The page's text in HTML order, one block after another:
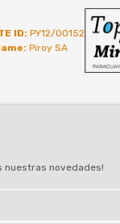
ID: PY12/00152
Piroy SA
nuestras novedades!